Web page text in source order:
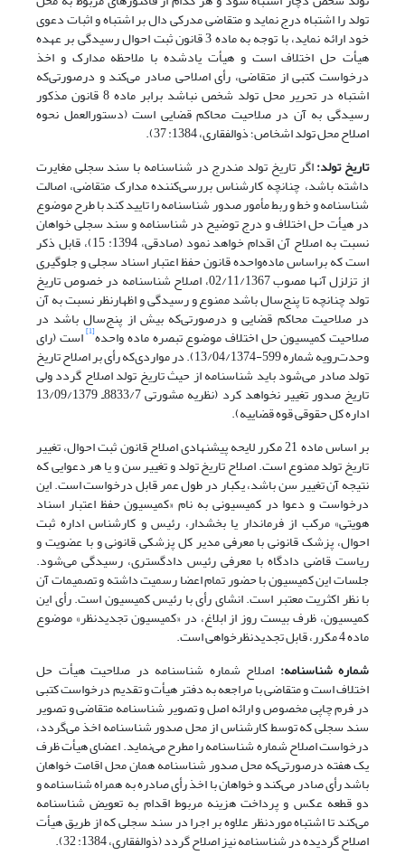
تولد را اشتباه درج نماید و متقاضی مدرکی دال بر اشتباه و اثبات دعوی
خود ارائه نماید، با توجه به ماده 3 قانون ثبت احوال رسیدگی بر عهده
هیأت حل اختلاف است و هیأت یادشده با ملاحظه مدارک و اخذ
درخواست کتبی از متقاضی، رأی اصلاحی صادر می‌کند و درصورتی‌که
اشتباه در تحریر محل تولد شخص نباشد برابر ماده 8 قانون مذکور
رسیدگی به آن در صلاحیت محاکم قضایی است (دستورالعمل نحوه
اصلاح محل تولد اشخاص؛ ذوالفقاری، 1384: 37).
تاریخ تولد:اگر تاریخ تولد مندرج در شناسنامه با سند سجلی مغایرت
داشته باشد، چنانچه کارشناس بررسی‌کننده مدارک متقاضی، اصالت
شناسنامه و خط و ربط مأمور صدور شناسنامه را تایید کند با طرح موضوع
در هیأت حل اختلاف و درج توضیح در شناسنامه و سند سجلی خواهان
نسبت به اصلاح آن اقدام خواهد نمود (صادقی، 1394: 15)، قابل ذکر
است که براساس ماده‌واحده قانون حفظ اعتبار اسناد سجلی و جلوگیری
از تزلزل آنها مصوب 02/11/1367، اصلاح شناسنامه در خصوص تاریخ
تولد چنانچه تا پنج‌سال باشد ممنوع و رسیدگی و اظهارنظر نسبت به آن
در صلاحیت محاکم قضایی و درصورتی‌که بیش از پنج‌سال باشد در
صلاحیت کمیسیون حل اختلاف موضوع تبصره ماده واحده[1] است (رای
وحدت‌رویه شماره 599-13/04/1374). در مواردی‌که رأی بر اصلاح تاریخ
تولد صادر می‌شود باید شناسنامه از حیث تاریخ تولد اصلاح گردد ولی
تاریخ صدور تغییر نخواهد کرد (نظریه ‌مشورتی 8833/7ـ 13/09/1379
اداره ‌کل ‌حقوقی ‌قوه ‌قضاییه).
بر اساس ماده 21 مکرر لایحه پیشنهادی اصلاح قانون ثبت احوال، تغییر
تاریخ تولد ممنوع است. اصلاح تاریخ تولد و تغییر سن و یا هر دعوایی که
نتیجه آن تغییر سن باشد، یکبار در طول عمر قابل درخواست است. این
درخواست و دعوا در کمیسیونی به نام «کمیسیون حفظ اعتبار اسناد
هویتی» مرکب از فرماندار یا بخشدار، رئیس و کارشناس اداره ثبت
احوال، پزشک قانونی با معرفی مدیر کل پزشکی قانونی و با عضویت و
ریاست قاضی دادگاه با معرفی رئیس دادگستری، رسیدگی می‌شود.
جلسات این کمیسیون با حضور تمام اعضا رسمیت داشته و تصمیمات آن
با نظر اکثریت معتبر است. انشای رأی با رئیس کمیسیون است. رأی این
کمیسیون، ظرف بیست روز از ابلاغ، در «کمیسیون تجدیدنظر» موضوع
ماده 4 مکرر، قابل تجدیدنظرخواهی است.
شماره شناسنامه: اصلاح شماره شناسنامه در صلاحیت هیأت حل
اختلاف است و متقاضی با مراجعه به دفتر هیأت و تقدیم درخواست کتبی
در فرم چاپی مخصوص و ارائه اصل و تصویر شناسنامه متقاضی و تصویر
سند سجلی که توسط کارشناس از محل صدور شناسنامه اخذ می‌گردد،
درخواست اصلاح شماره شناسنامه را مطرح می‌نماید. اعضای هیأت ظرف
یک هفته درصورتی‌که محل صدور شناسنامه همان محل اقامت خواهان
باشد رأی صادر می‌کند و خواهان با اخذ رأی صادره به همراه شناسنامه و
دو قطعه عکس و پرداخت هزینه مربوط اقدام به تعویض شناسنامه
می‌کند تا اشتباه موردنظر علاوه بر اجرا در سند سجلی که از طریق هیأت
اصلاح گردیده در شناسنامه نیز اصلاح گردد (ذوالفقاری، 1384: 32).